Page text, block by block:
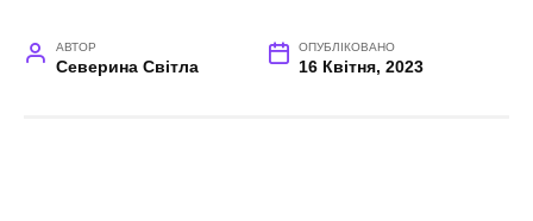
АВТОР
Северина Світла
ОПУБЛІКОВАНО
16 Квітня, 2023